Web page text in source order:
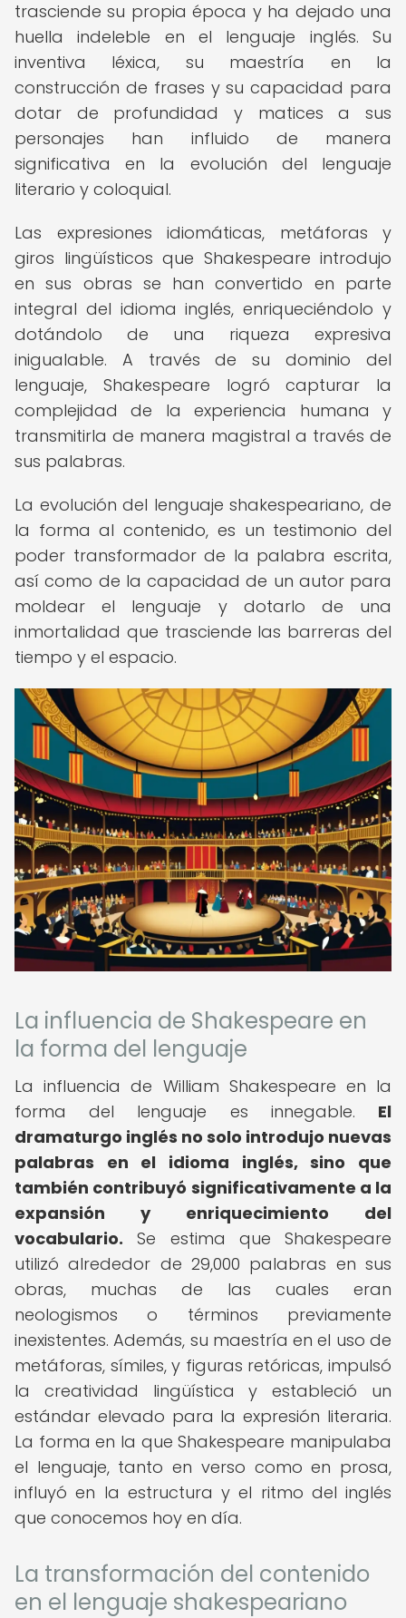
trasciende su propia época y ha dejado una
huella indeleble en el lenguaje inglés. Su
inventiva léxica, su maestría en la
construcción de frases y su capacidad para
dotar de profundidad y matices a sus
personajes han influido de manera
significativa en la evolución del lenguaje
literario y coloquial.
Las expresiones idiomáticas, metáforas y
giros lingüísticos que Shakespeare introdujo
en sus obras se han convertido en parte
integral del idioma inglés, enriqueciéndolo y
dotándolo de una riqueza expresiva
inigualable. A través de su dominio del
lenguaje, Shakespeare logró capturar la
complejidad de la experiencia humana y
transmitirla de manera magistral a través de
sus palabras.
La evolución del lenguaje shakespeariano, de
la forma al contenido, es un testimonio del
poder transformador de la palabra escrita,
así como de la capacidad de un autor para
moldear el lenguaje y dotarlo de una
inmortalidad que trasciende las barreras del
tiempo y el espacio.
La influencia de Shakespeare en
la forma del lenguaje
La influencia de William Shakespeare en la
forma del lenguaje es innegable. El
dramaturgo inglés no solo introdujo nuevas
palabras en el idioma inglés, sino que
también contribuyó significativamente a la
expansión y enriquecimiento del
vocabulario. Se estima que Shakespeare
utilizó alrededor de 29,000 palabras en sus
obras, muchas de las cuales eran
neologismos o términos previamente
inexistentes. Además, su maestría en el uso de
metáforas, símiles, y figuras retóricas, impulsó
la creatividad lingüística y estableció un
estándar elevado para la expresión literaria.
La forma en la que Shakespeare manipulaba
el lenguaje, tanto en verso como en prosa,
influyó en la estructura y el ritmo del inglés
que conocemos hoy en día.
La transformación del contenido
en el lenguaje shakespeariano